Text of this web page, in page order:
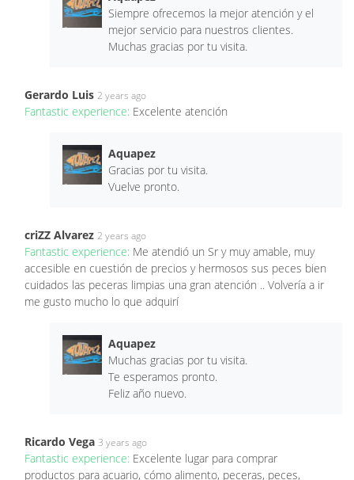
Siempre ofrecemos la mejor atención y el
mejor servicio para nuestros clientes.
Muchas gracias por tu visita.
Gerardo Luis 2 years ago
Fantastic experience: Excelente atención
Aquapez
Gracias por tu visita.
Vuelve pronto.
criZZ Alvarez 2 years ago
Fantastic experience: Me atendió un Sr y muy amable, muy
accesible en cuestión de precios y hermosos sus peces bien
cuidados las peceras limpias una gran atención .. Volvería a ir
me gusto mucho lo que adquirí
Aquapez
Muchas gracias por tu visita.
Te esperamos pronto.
Feliz año nuevo.
Ricardo Vega 3 years ago
Fantastic experience: Excelente lugar para comprar
productos para acuario, cómo alimento, peceras, peces,